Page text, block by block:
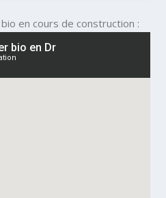
en cours de construction :